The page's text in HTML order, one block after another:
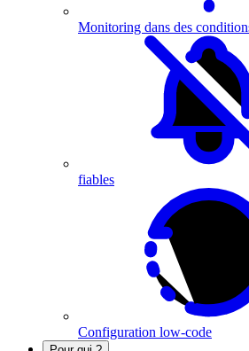
Monitoring dans des
fiables
Configuration low-code